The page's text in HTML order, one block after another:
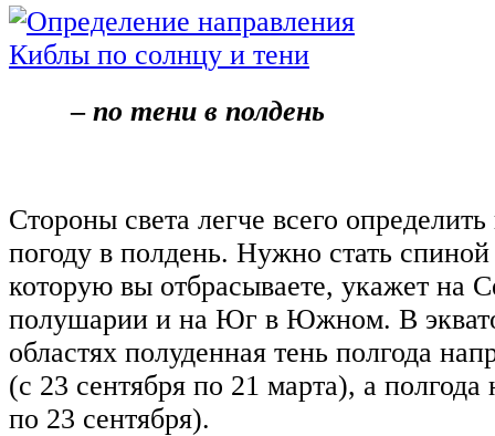
‒ по тени в полдень
Стороны света легче всего
погоду в полдень. Нужно стать
которую вы отбрасываете, укажет на
полушарии и на Юг в Южном. В
областях полуденная тень полгода
(с 23 сентября по 21 марта), а
по 23 сентября).